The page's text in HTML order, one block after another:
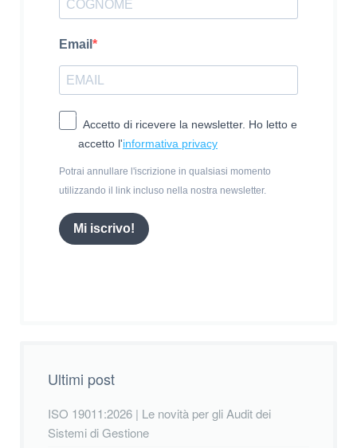
Email
Accetto di ricevere la newsletter. Ho letto e
accetto l'informativa privacy
Potrai annullare l'iscrizione in qualsiasi momento
utilizzando il link incluso nella nostra newsletter.
Mi iscrivo!
Ultimi post
ISO 19011:2026 | Le novità per gli Audit dei
Sistemi di Gestione